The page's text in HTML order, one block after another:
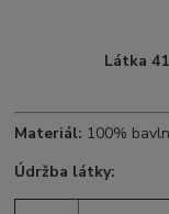
Látka 41
Materiál: 100%
Údržba látky: